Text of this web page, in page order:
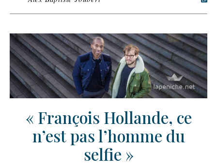
« François Hollande, ce
n’est pas l’homme du
selfie »